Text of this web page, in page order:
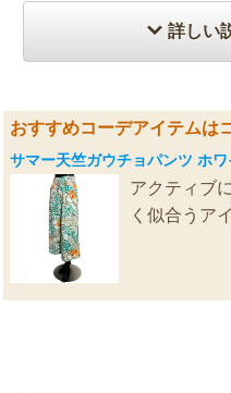
詳しい
おすすめコーデアイテムは
サマー天竺ガウチョパンツ ホワ
アクティブ
く似合うア